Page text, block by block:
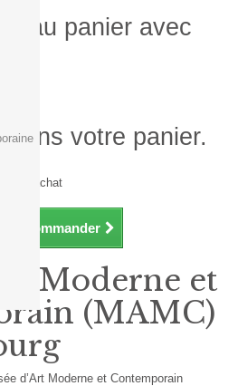
au panier avec
dans votre panier.
29€ d'achat
Commander
Moderne et
(MAMC)
d’Art Moderne et Contemporain